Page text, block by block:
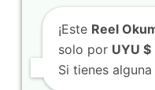
¡Este Reel
solo por UYU $
Si tienes